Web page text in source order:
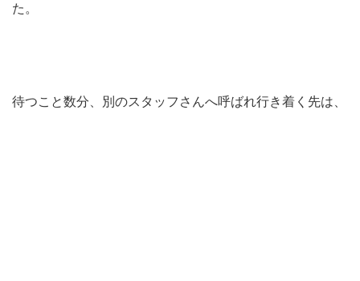
た。
待つこと数分、別のスタッフさんへ呼ばれ行き着く先は、